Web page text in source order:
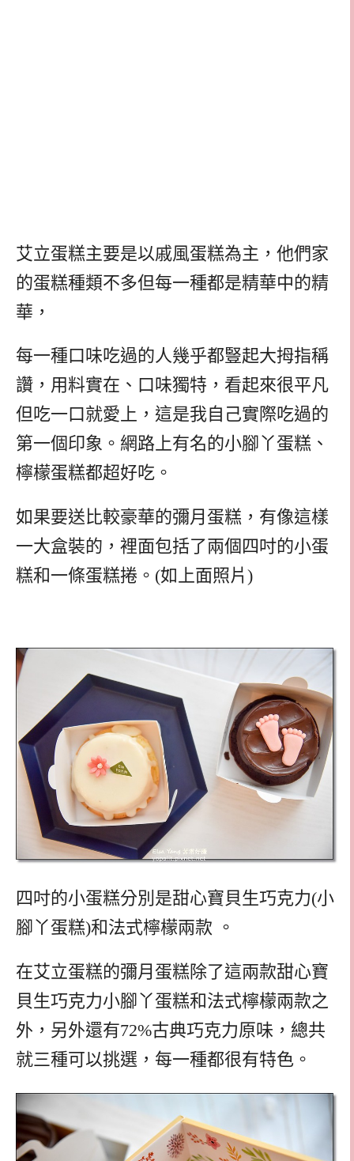
艾立蛋糕主要是以戚風蛋糕為主，他們家
的蛋糕種類不多但每一種都是精華中的精
華，
每一種口味吃過的人幾乎都豎起大拇指稱
讚，用料實在、口味獨特，看起來很平凡
但吃一口就愛上，這是我自己實際吃過的
第一個印象。網路上有名的小腳丫蛋糕、
檸檬蛋糕都超好吃。
如果要送比較豪華的彌月蛋糕，有像這樣
一大盒裝的，裡面包括了兩個四吋的小蛋
糕和一條蛋糕捲。(如上面照片)
四吋的小蛋糕分別是甜心寶貝生巧克力(小
腳丫蛋糕)和法式檸檬兩款 。
在艾立蛋糕的彌月蛋糕除了這兩款甜心寶
貝生巧克力小腳丫蛋糕和法式檸檬兩款之
外，另外還有72%古典巧克力原味，總共
就三種可以挑選，每一種都很有特色。